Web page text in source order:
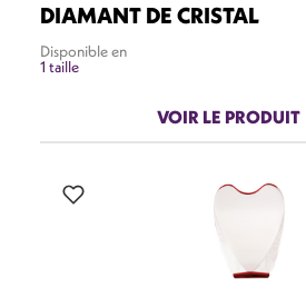
DIAMANT DE CRISTAL
Disponible en
1 taille
VOIR LE PRODUIT